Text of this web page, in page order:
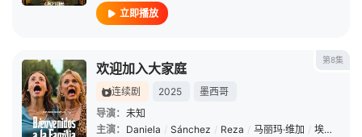
立即播放
第8集
欢迎加入大家庭
连续剧 2025
墨西哥
导演： 未知
主演： Daniela / Sánchez / Reza / 马丽玛·维加 / 埃里克·埃利亚斯